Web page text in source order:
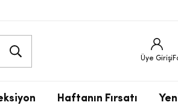
Üye Girişi
Haftanın Fırsatı